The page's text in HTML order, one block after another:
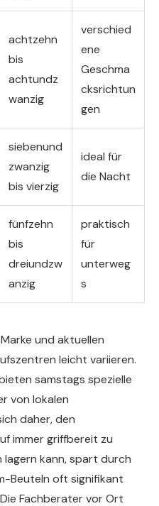
achtzehn
bis
achtundz
wanzig
verschied
ene
Geschma
cksrichtun
gen
siebenund
zwanzig
bis vierzig
ideal für
die Nacht
fünfzehn
bis
dreiundzw
anzig
praktisch
für
unterweg
s
und aktuellen
leicht variieren.
samstags spezielle
von lokalen
daher, den
immer griffbereit zu
lagern kann, spart durch
Beuteln oft signifikant
Fachberater vor Ort